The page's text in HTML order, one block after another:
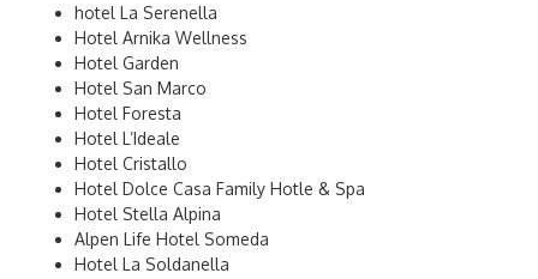
hotel La Serenella
Hotel Arnika Wellness
Hotel Garden
Hotel San Marco
Hotel Foresta
Hotel L’Ideale
Hotel Cristallo
Hotel Dolce Casa Family Hotle & Spa
Hotel Stella Alpina
Alpen Life Hotel Someda
Hotel La Soldanella